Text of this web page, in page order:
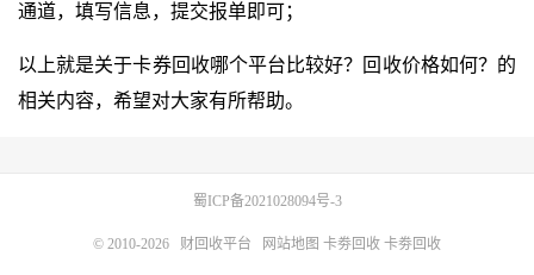
通道，填写信息，提交报单即可；
以上就是关于卡券回收哪个平台比较好？回收价格如何？的
相关内容，希望对大家有所帮助。
蜀ICP备2021028094号-3
© 2010-2026 财回收平台 网站地图 卡劵回收 卡劵回收